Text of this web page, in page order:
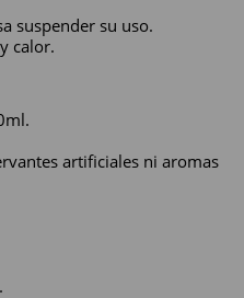
suspender su uso.
calor.
artificiales ni aromas